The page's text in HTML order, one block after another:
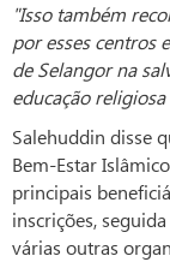
"Isso também
por esses centros
de Selangor na
educação
Salehuddin disse
Bem-Estar
principais
inscrições,
várias outras